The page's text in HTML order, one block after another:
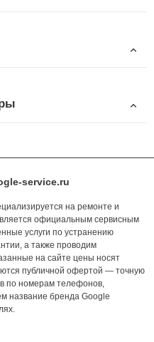
service.ru
на ремонте и
официальным сервисным
услуги по устранению
а также проводим
на сайте цены носят
публичной офертой — точную
по номерам телефонов,
название бренда Google